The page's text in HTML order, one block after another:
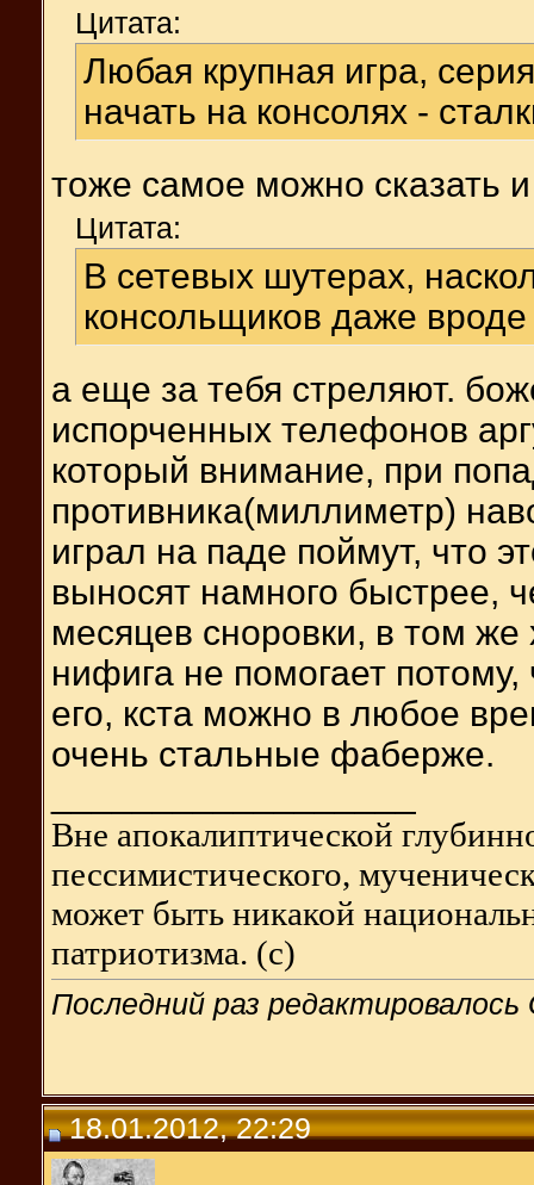
Цитата:
Любая крупная игра,
начать на консолях -
тоже самое можно сказать
Цитата:
В сетевых шутерах,
консольщиков даже
а еще за тебя стреляют.
испорченных телефонов
который внимание, при
противника(миллиметр)
играл на паде поймут, что
выносят намного быстрее,
месяцев сноровки, в том
нифига не помогает
его, кста можно в любое
очень стальные фаберже.
Вне апокалиптической
пессимистического,
может быть никакой
патриотизма. (с)
Последний раз
18.01.2012, 22:29